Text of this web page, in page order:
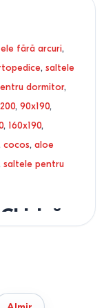
fără arcuri,
, saltele
dormitor,
, 90x190,
, 160x190,
cocos, aloe
saltele pentru
suprafață